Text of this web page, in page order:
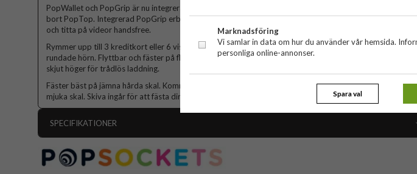
PopWallet och PopGrip är nu integrerade! Med utbytbar design kan du ändra din stil genom att snabbt ta
bort PopTop. Integrerad PopGrip erbjuder säkert grepp så att du kan sms:a med en hand, ta bättre bilder
och titta på videor handsfree.
Rymmer upp till 3 kreditkort eller 6 visitkort, beroende på korttjocklek. Fungerar bäst med visitkort med
rundade hörn. Flyttbar och fäster på flesta enheter och skal. Avtagbar: Tryck på övre vänstra hörnet och
skjut höger för trådlös laddning.
Fäster bäst på jämna hårda skal. Kommer inte att fästa på silikon, väldigt strukturerade skal, och många
mjuka skal. Skiva ingår för att fästa direkt på telefoner med baksida av glas.
SPECIFIKATIONER
Artikelnummer
Produkttyp
Marknadsföring
Vi samlar in data om hur du använder vår hemsida.
personliga online-annonser.
Spara val